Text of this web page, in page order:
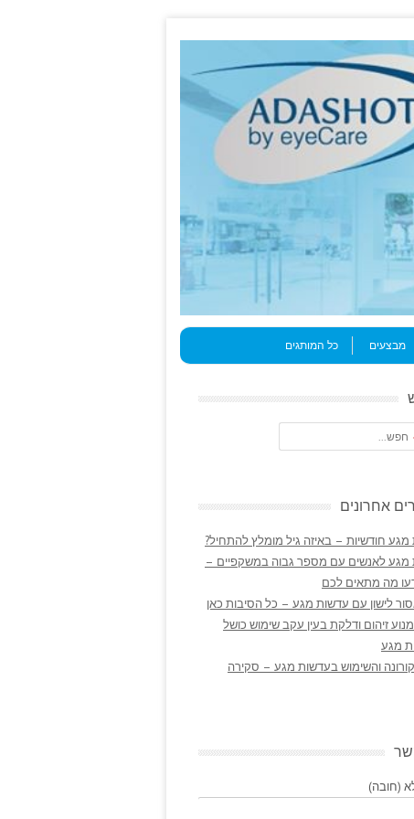
מבצעים כל המותגים
אחרונים
מגע חודשיות – באיזה גיל מומלץ להתחיל?
מגע לאנשים עם מספר גבוה במשקפיים –
מה מתאים לכם
לישון עם עדשות מגע – כל הסיבות כאן
זיהום ודלקת בעין עקב שימוש כושל
מגע
והשימוש בעדשות מגע – סקירה
(חובה)